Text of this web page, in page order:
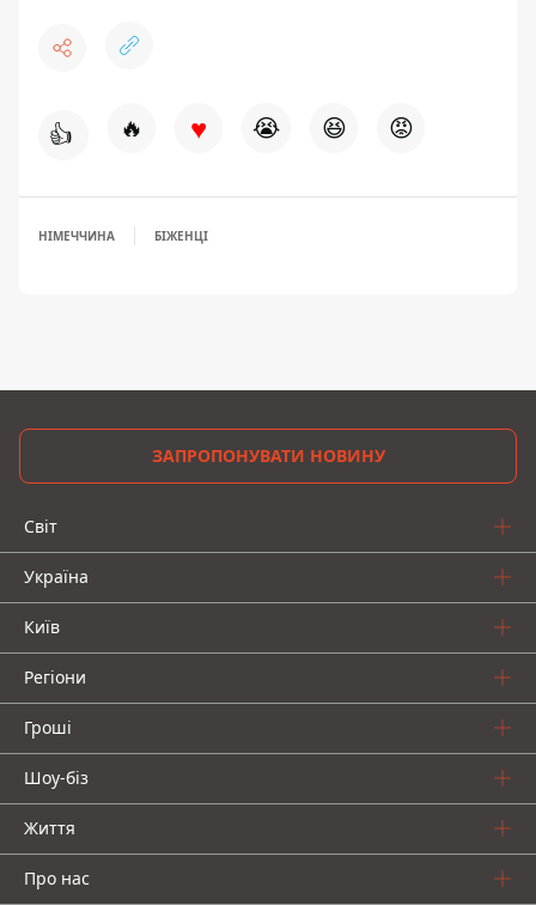
👍 🔥 ♥ 😭 😆 😡
НІМЕЧЧИНА БІЖЕНЦІ
ЗАПРОПОНУВАТИ НОВИНУ
Світ
Україна
Київ
Регіони
Гроші
Шоу-біз
Життя
Про нас